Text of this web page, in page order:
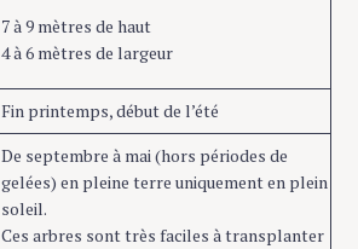
7 à 9 mètres de haut
4 à 6 mètres de largeur
Fin printemps, début de l’été
De septembre à mai (hors périodes de
gelées) en pleine terre uniquement en plein
soleil.
Ces arbres sont très faciles à transplanter